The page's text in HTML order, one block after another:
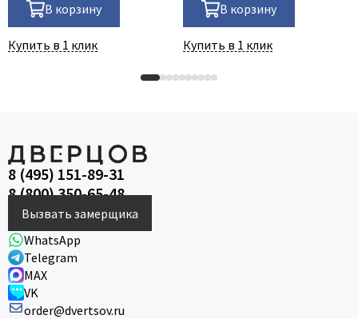
ViporteВ корзину
Купить в 1 клик
В корзину
Купить в 1 клик
8 (495) 151-89-31
8 (800) 350-65-48
Вызвать замерщика
WhatsApp
Telegram
MAX
VK
order@dvertsov.ru